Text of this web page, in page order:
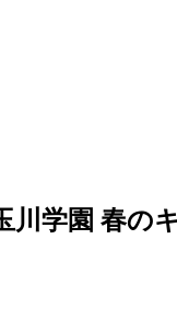
学園 春の